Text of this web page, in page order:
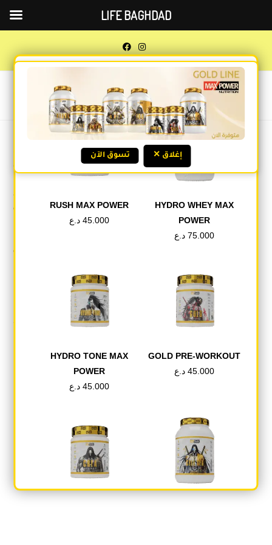
0 MENU
نحن نحترم خصوصية مستخدمي تطبيق Life Baghdad ونلتزم بحماية
المعلومات التي يتم تقديمها أثناء استخدام التطبيق.
قد يتم استخدام المعلومات التي يقدمها المستخدم لتحسين الخدمات،
معالجة الطلبات، والتواصل عند الحاجة.
لا نقوم ببيع أو مشاركة البيانات الشخصية مع أي طرف ثالث إلا عند
باستخدام التطبيق فإنك توافق على سياسة الخصوصية هذه. ويحق لنا
لأي استفسار يمكن التواصل معنا عبر وسائل الاتصال المتوفرة داخل
Check Our GOLD LINE!
RUSH MAX POWER
45.000 د.ع
HYDRO WHEY MAX
POWER
75.000 د.ع
HYDRO TONE MAX
POWER
45.000 د.ع
GOLD PRE-WORKOUT
45.000 د.ع
تسوق الآن ✕ إغلاق
LIFE BAGHDAD